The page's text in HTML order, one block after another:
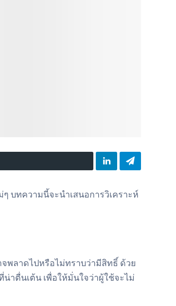
บทความนี้จะนำเสนอการวิเคราะห์
จพลาดไปหรือไม่ทราบว่ามีสิทธิ์ ด้วย
น่าตื่นเต้น เพื่อให้มั่นใจว่าผู้ใช้จะไม่